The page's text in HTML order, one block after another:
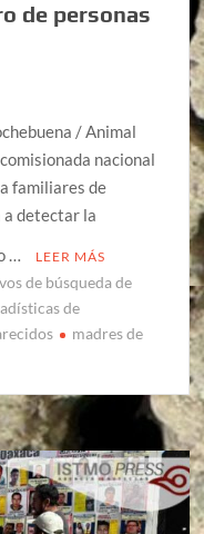
de personas
/ Animal
nacional
familiares de
a detectar la
…
LEER MÁS
de búsqueda de
de
madres de